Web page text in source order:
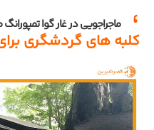
ماجراجویی در غار گوا تمپورانگ
کلبه های گردشگری